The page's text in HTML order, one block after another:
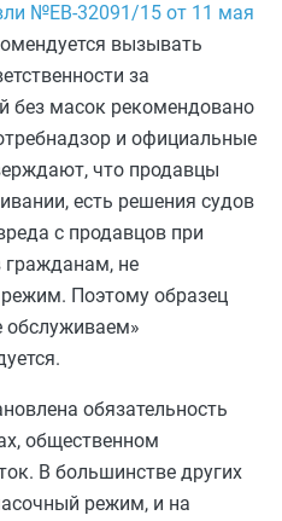
№ЕВ-32091/15 от 11 мая
вызывать
за
без масок рекомендовано
и официальные
что продавцы
есть решения судов
с продавцов при
гражданам, не
Поэтому образец
обслуживаем»
обязательность
общественном
В большинстве других
режим, и на